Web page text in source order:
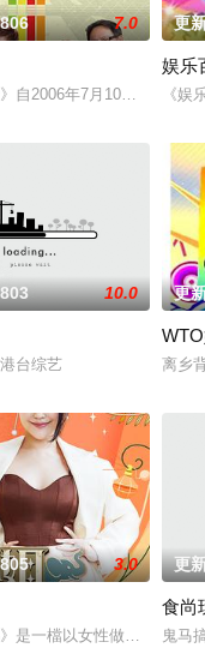
7.0
》自2006年7月10日首播推
更
娱乐
《娱
10.0
台综艺
更
离乡
3.0
》是一檔以女性做為出發點
更
食尚
鬼马